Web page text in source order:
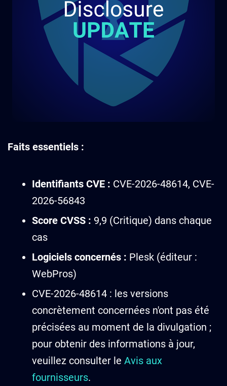
Faits essentiels :
Identifiants CVE : CVE-2026-48614, CVE-
2026-56843
Score CVSS : 9,9 (Critique) dans chaque
cas
Logiciels concernés : Plesk (éditeur :
WebPros)
CVE-2026-48614 : les versions
concrètement concernées n'ont pas été
précisées au moment de la divulgation ;
pour obtenir des informations à jour,
veuillez consulter le Avis aux
fournisseurs.